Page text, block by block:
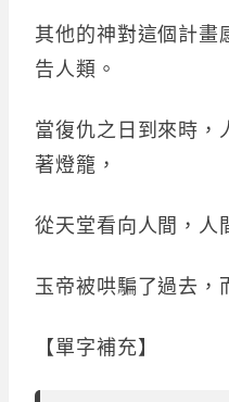
其他的神對這個計畫
告人類。
當復仇之日到來時，
著燈籠，
從天堂看向人間，人
玉帝被哄騙了過去，
【單字補充】